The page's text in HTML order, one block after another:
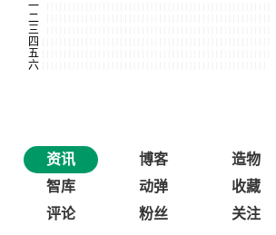
资讯 博客
造物
智库
动弹
收藏
评论
粉丝 关注